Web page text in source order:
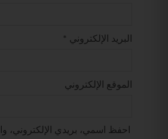
البريد الإلكتروني *
الموقع الإلكتروني
احفظ اسمي، بريدي الإلكتروني،